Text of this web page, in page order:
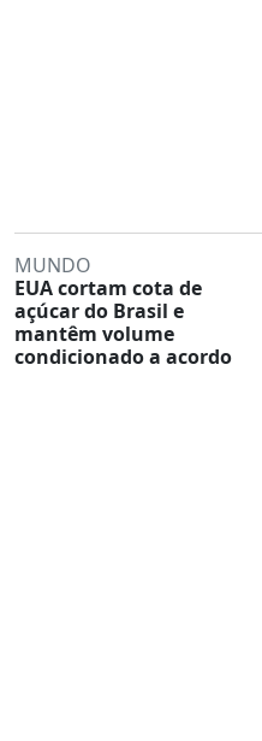
MUNDO
EUA cortam cota de
açúcar do Brasil e
mantêm volume
condicionado a acordo